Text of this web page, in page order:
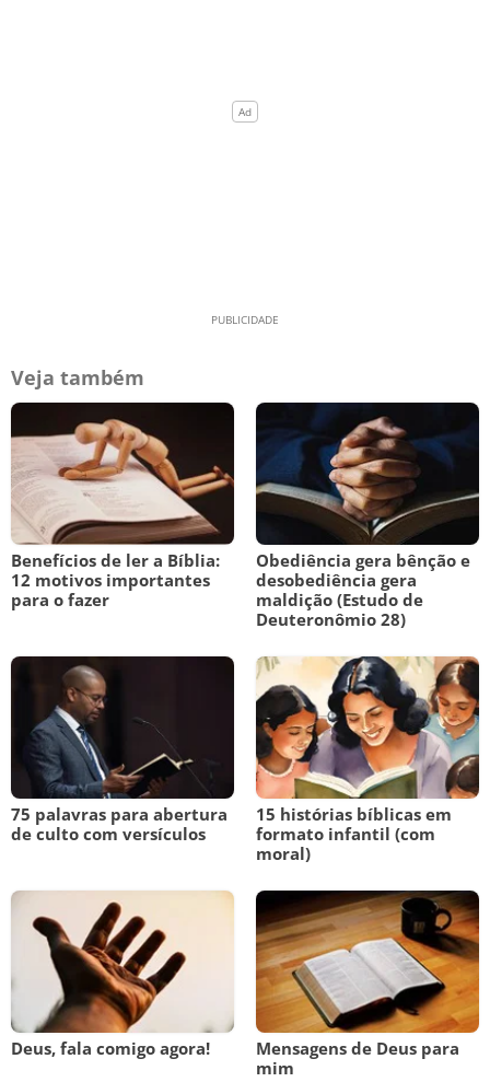
Veja também
Benefícios de ler a Bíblia:
12 motivos importantes
para o fazer
Obediência gera bênção e
desobediência gera
maldição (Estudo de
Deuteronômio 28)
75 palavras para abertura
de culto com versículos
15 histórias bíblicas em
formato infantil (com
moral)
Deus, fala comigo agora!
Mensagens de Deus para
mim